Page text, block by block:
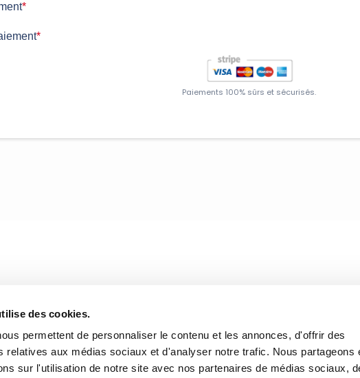
des cookies.
permettent de personnaliser le contenu et les annonces, d'offrir des
relatives aux médias sociaux et d'analyser notre trafic. Nous partageons
sur l'utilisation de notre site avec nos partenaires de médias sociaux,
*
*
Paiements 100% sûrs et sécurisés.